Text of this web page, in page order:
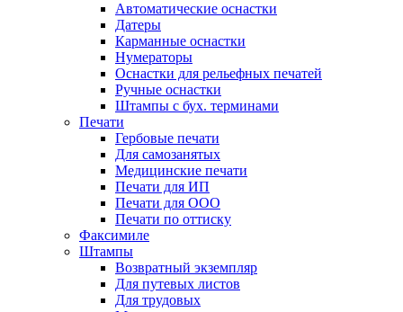
Автоматические оснастки
Датеры
Карманные оснастки
Нумераторы
Оснастки для рельефных печатей
Ручные оснастки
Штампы с бух. терминами
Печати
Гербовые печати
Для самозанятых
Медицинские печати
Печати для ИП
Печати для ООО
Печати по оттиску
Факсимиле
Штампы
Возвратный экземпляр
Для путевых листов
Для трудовых